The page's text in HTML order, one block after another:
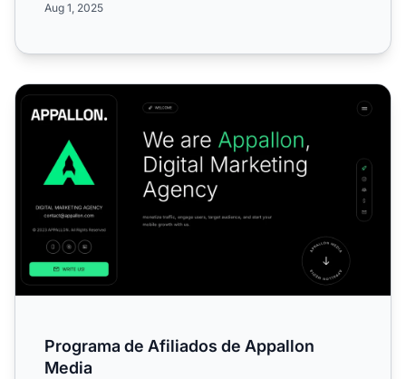
Aug 1, 2025
Programa de Afiliados de Appallon Media
Programa de Afiliados de Appallon
Media